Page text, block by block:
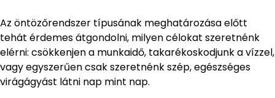
Az öntözőrendszer típusának meghatározása előtt
tehát érdemes átgondolni, milyen célokat szeretnénk
elérni: csökkenjen a munkaidő, takarékoskodjunk a vízzel,
vagy egyszerűen csak szeretnénk szép, egészséges
virágágyást látni nap mint nap.